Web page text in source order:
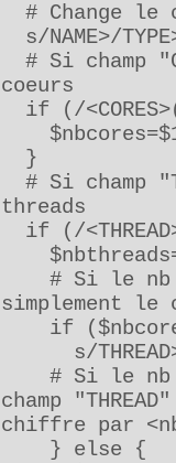
# Change le
s/NAME>/
# Si champ
coeurs
if (/
}
# Si champ
threads
if (/
# Si le nb
simplement le
if
s/THREAD>/
# Si le nb
champ
chiffre par
} else {